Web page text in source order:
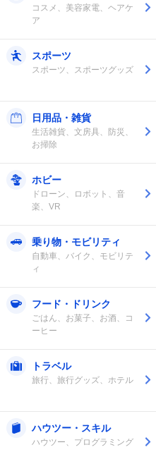
コスメ、美容家電、ヘアケ
ア
スポーツ
スポーツ、スポーツグッズ
日用品・雑貨
生活雑貨、文房具、防災、
お掃除
ホビー
ドローン、ロボット、音
楽、VR
乗り物・モビリティ
自動車、バイク、モビリテ
ィ
フード・ドリンク
ごはん、お菓子、お酒、コ
ーヒー
トラベル
旅行、旅行グッズ、ホテル
ハウツー・スキル
ハウツー、プログラミング